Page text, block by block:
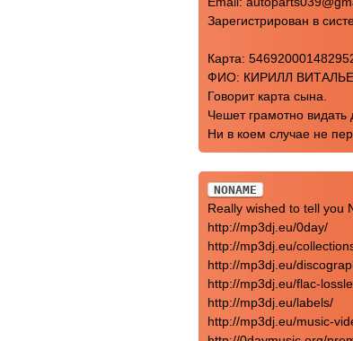
Зарегистрирован в
Карта:
ФИО: КИРИЛЛ
Говорит карта сына.
Чешет грамотно видать
Ни в коем случае не
NONAME
Really wished to tell you
http://mp3dj.eu/0day/
http://mp3dj.eu/
http://mp3dj.eu/
http://mp3dj.eu/flac-
http://mp3dj.eu/labels/
http://mp3dj.eu/music-